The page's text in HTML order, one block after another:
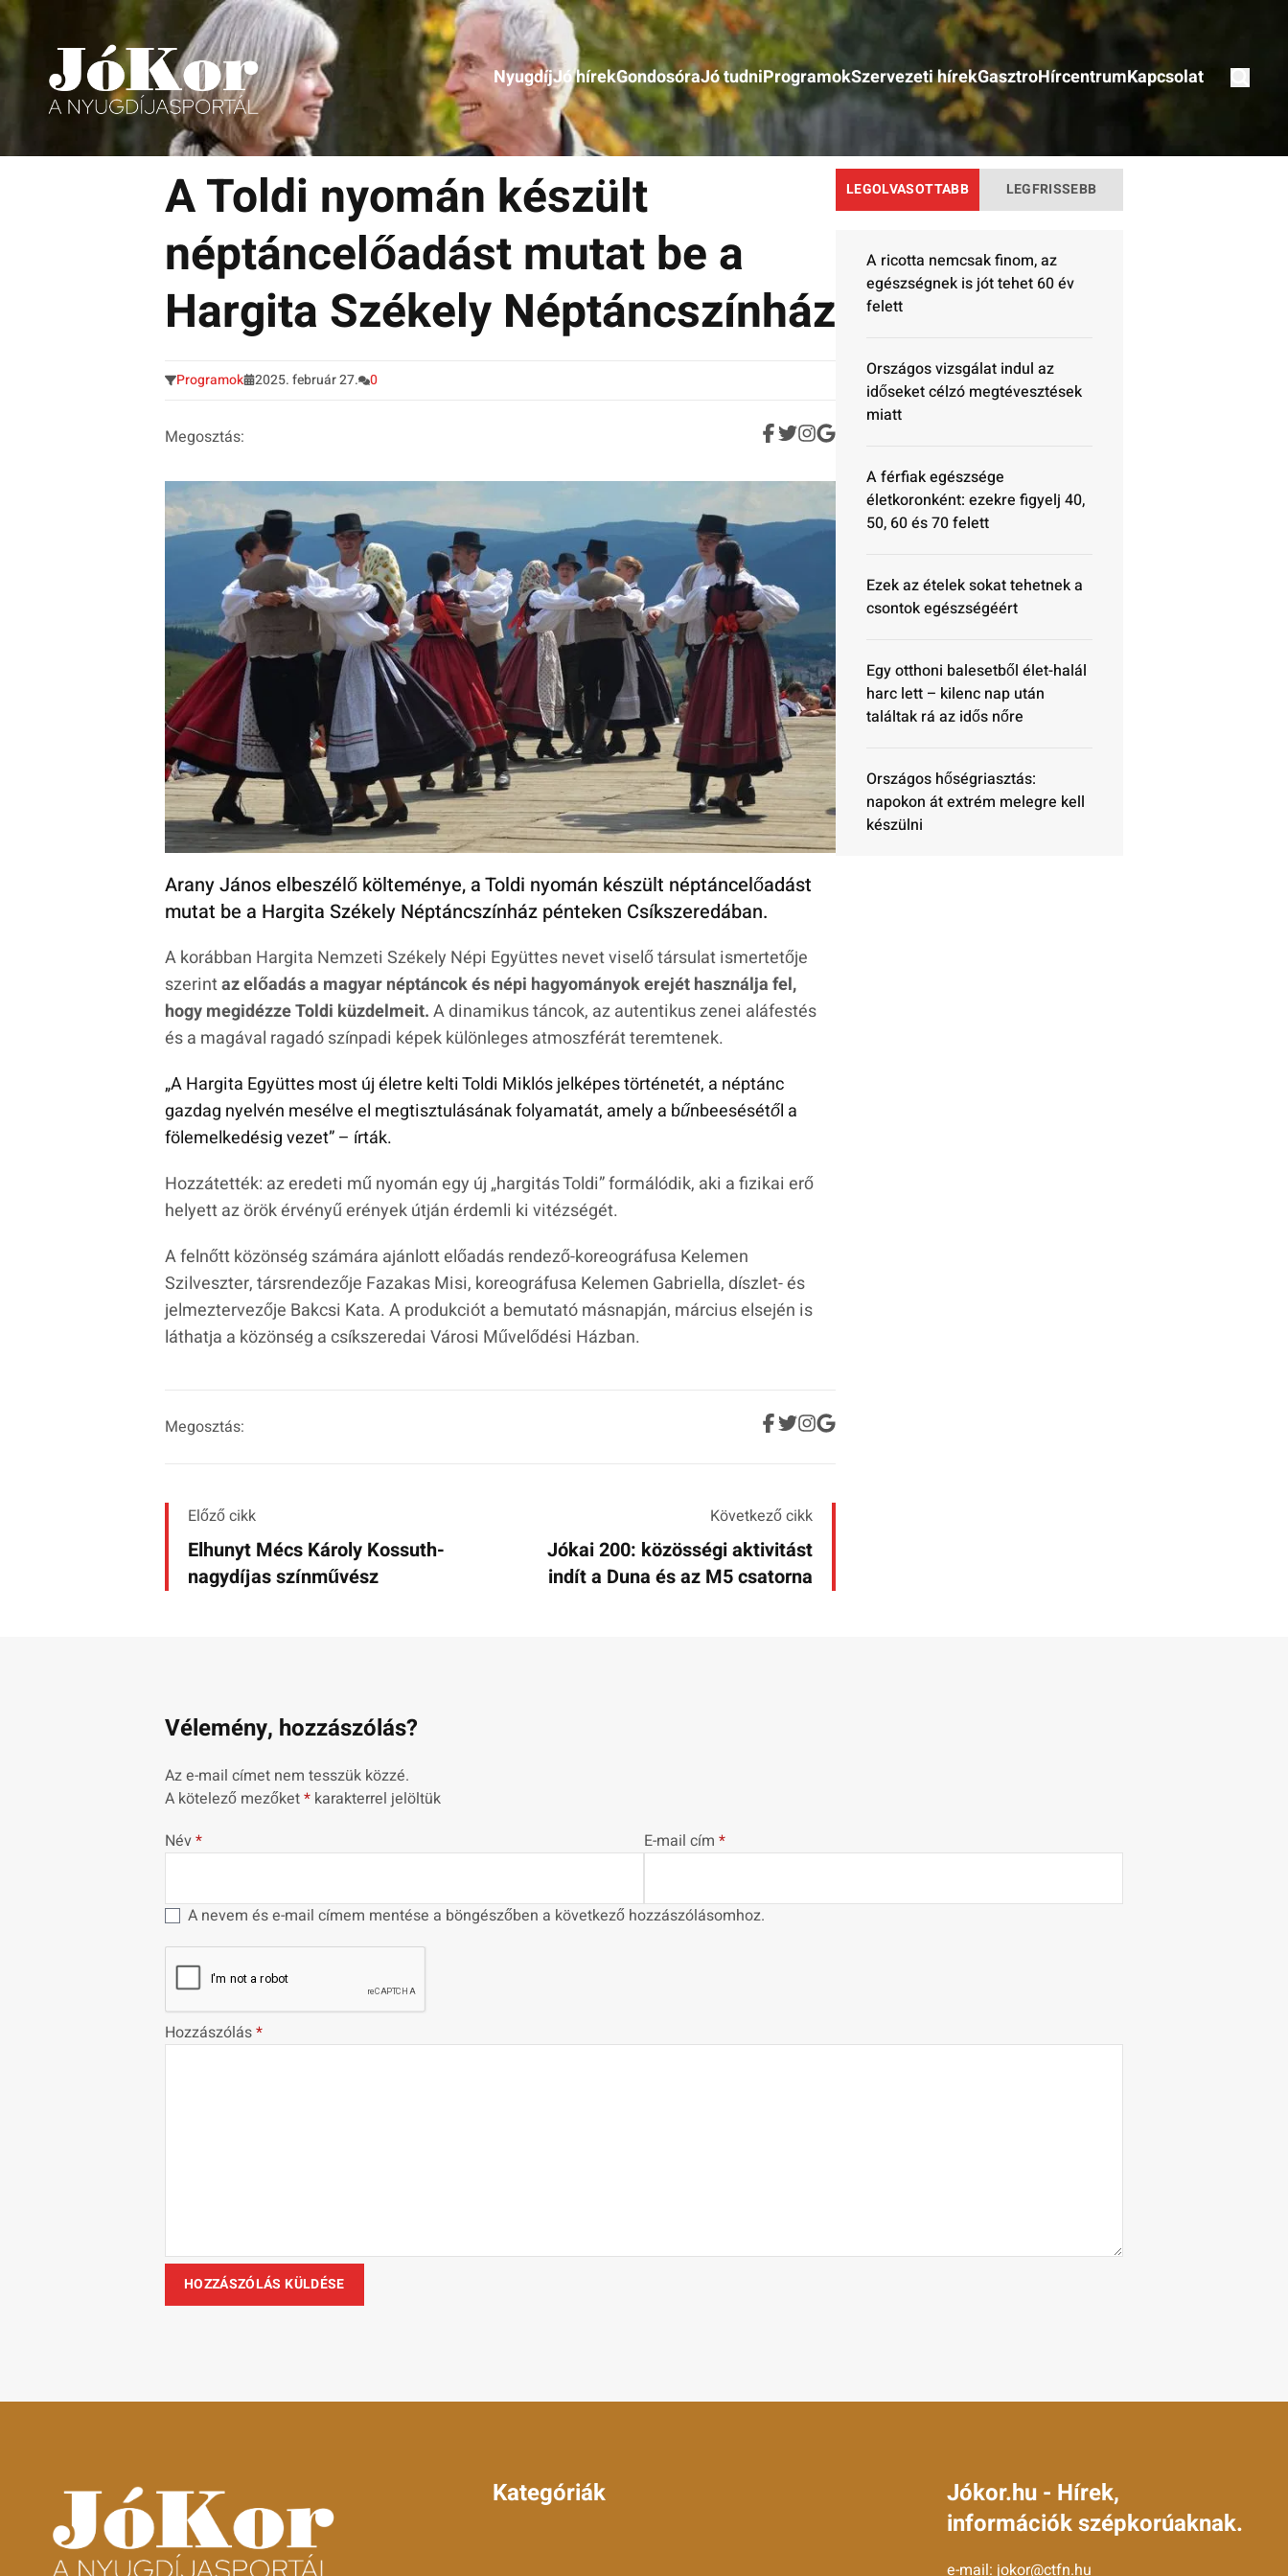
a
Tudnivalók, érdekességek idősek számára.
NyugdíjJó hírekGondosóraJó tudniProgramokSzervezeti hírekGasztroHírcentrumKapcsolat
A Toldi nyomán készült
néptáncelőadást mutat be a
Hargita Székely Néptáncszínház
Programok 2025. február 27. 0
Megosztás:
Arany János elbeszélő költeménye, a Toldi nyomán készült néptáncelőadást
mutat be a Hargita Székely Néptáncszínház pénteken Csíkszeredában.
A korábban Hargita Nemzeti Székely Népi Együttes nevet viselő társulat ismertetője
szerintaz előadás a magyar néptáncok és népi hagyományok erejét használja fel,
hogy megidézze Toldi küzdelmeit.A dinamikus táncok, az autentikus zenei aláfestés
és a magával ragadó színpadi képek különleges atmoszférát teremtenek.
„A Hargita Együttes most új életre kelti Toldi Miklós jelképes történetét, a néptánc
gazdag nyelvén mesélve el megtisztulásának folyamatát, amely a bűnbeesésétől a
fölemelkedésig vezet” – írták.
Hozzátették: az eredeti mű nyomán egy új „hargitás Toldi”formálódik, aki a fizikai erő
helyett az örök érvényű erények útján érdemli ki vitézségét.
A felnőtt közönség számára ajánlott előadás rendező-koreográfusa Kelemen
Szilveszter, társrendezője Fazakas Misi, koreográfusa Kelemen Gabriella, díszlet- és
jelmeztervezője Bakcsi Kata. A produkciót a bemutató másnapján, március elsején is
láthatja a közönség a csíkszeredai Városi Művelődési Házban.
Megosztás:
Előző cikk
Elhunyt Mécs Károly Kossuth-
nagydíjas színművész
Következő cikk
Jókai 200: közösségi aktivitást
indít a Duna és az M5 csatorna
LEGOLVASOTTABB LEGFRISSEBB
A ricotta nemcsak finom, az
egészségnek is jót tehet 60 év
felett
Országos vizsgálat indul az
időseket célzó megtévesztések
miatt
A férfiak egészsége
életkoronként: ezekre figyelj 40,
50, 60 és 70 felett
Ezek az ételek sokat tehetnek a
csontok egészségéért
Egy otthoni balesetből élet-halál
harc lett – kilenc nap után
találtak rá az idős nőre
Országos hőségriasztás:
napokon át extrém melegre kell
készülni
Vélemény, hozzászólás?
Az e-mail címet nem tesszük közzé.
A kötelező mezőket* karakterrel jelöltük
Név* E-mail cím *
A nevem és e-mail címem mentése a böngészőben a következő hozzászólásomhoz.
Hozzászólás*
Kategóriák
Jókor.hu - Hírek,
információk szépkorúaknak.
e-mail: jokor@ctfn.hu